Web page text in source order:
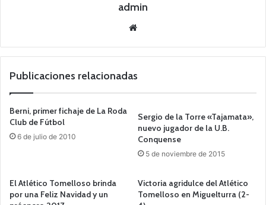
admin
we
Publicaciones relacionadas
Berni, primer fichaje de La Roda
Club de Fútbol
6 de julio de 2010
Sergio de la Torre «Tajamata»,
nuevo jugador de la U.B.
Conquense
5 de noviembre de 2015
El Atlético Tomelloso brinda
por una Feliz Navidad y un
Victoria agridulce del Atlético
Tomelloso en Miguelturra (2-